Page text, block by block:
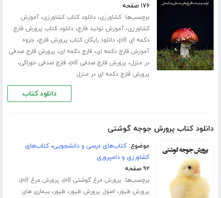
۱۷۶ صفحه
برچسب‌ها:کشاورزی،دانلود کتاب کشاورزی،آموزش
کشاورزی،آموزش تولید قارچ،دانلود کتاب پرورش قارچ
دکمه ای pdf
،دانلود رایگان کتاب پرورش قارچ، جزوه
آموزش قارچ دکمه ای، قارچ دکمه ای، پرورش قارچ صدفی
در منزل، پرورش قارچ صدفی pdf ، قارچ صدفی خوراکی،
پرورش قارچ دکمه ای در منزل
دانلود کتاب
دانلود کتاب پرورش جوجه گوشتی
موضوع:کتاب‌های درسی و دانشجویی،کتاب‌های
کشاورزی و دامپروری
۹۲ صفحه
برچسب‌ها: پرورش مرغ گوشتی pdf ، پرورش مرغ pdf ،
پرورش طیور، اصول پرورش طیور، طیور،بیماری های